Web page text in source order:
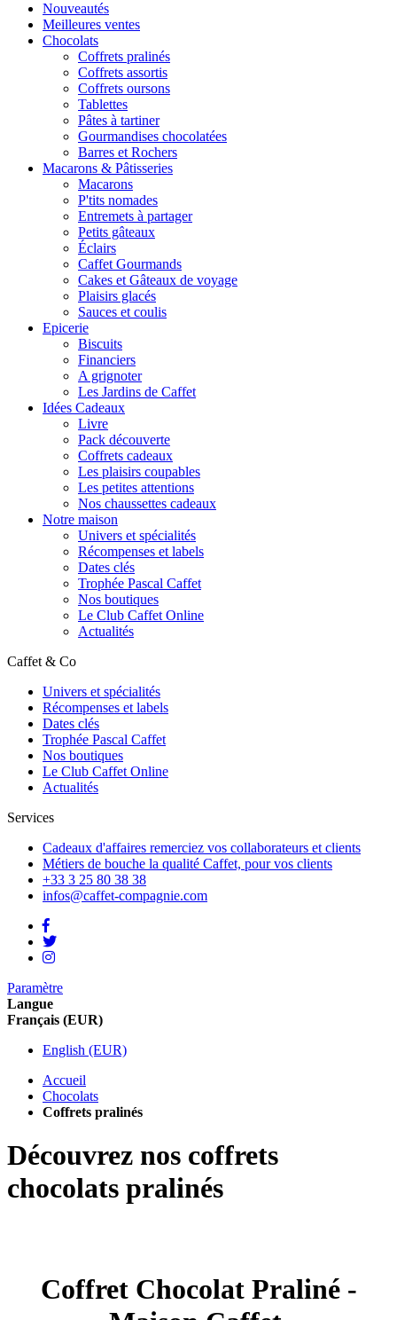
Nouveautés
Meilleures ventes
Chocolats
Coffrets pralinés
Coffrets assortis
Coffrets oursons
Tablettes
Pâtes à tartiner
Gourmandises chocolatées
Barres et Rochers
Macarons & Pâtisseries
Macarons
P'tits nomades
Entremets à partager
Petits gâteaux
Éclairs
Caffet Gourmands
Cakes et Gâteaux de voyage
Plaisirs glacés
Sauces et coulis
Epicerie
Biscuits
Financiers
A grignoter
Les Jardins de Caffet
Idées Cadeaux
Livre
Pack découverte
Coffrets cadeaux
Les plaisirs coupables
Les petites attentions
Nos chaussettes cadeaux
Notre maison
Univers et spécialités
Récompenses et labels
Dates clés
Trophée Pascal Caffet
Nos boutiques
Le Club Caffet Online
Actualités
Caffet & Co
Univers et spécialités
Récompenses et labels
Dates clés
Trophée Pascal Caffet
Nos boutiques
Le Club Caffet Online
Actualités
Services
Cadeaux d'affaires remerciez vos collaborateurs et clients
Métiers de bouche la qualité Caffet, pour vos clients
+33 3 25 80 38 38
infos@caffet-compagnie.com
Paramètre
Langue
Français (EUR)
English (EUR)
Accueil
Chocolats
Coffrets pralinés
Découvrez nos coffrets
chocolats pralinés
Coffret Chocolat Praliné -